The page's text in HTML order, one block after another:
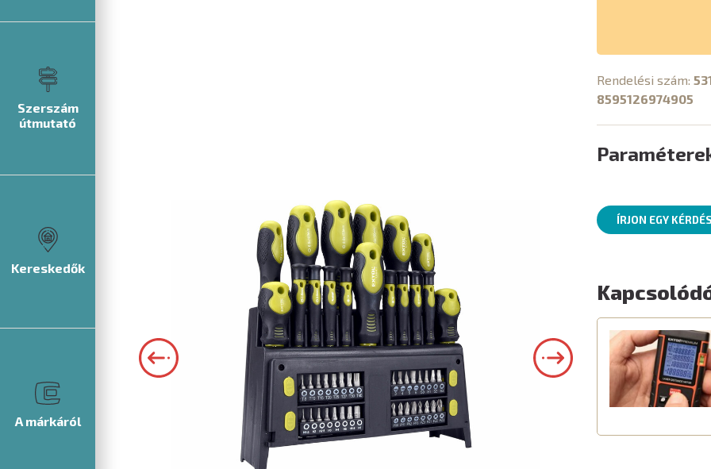
Szerszám
útmutató
Kereskedők
A márkáról
Rendelési szám:
8595126974905
ÍRJON EGY